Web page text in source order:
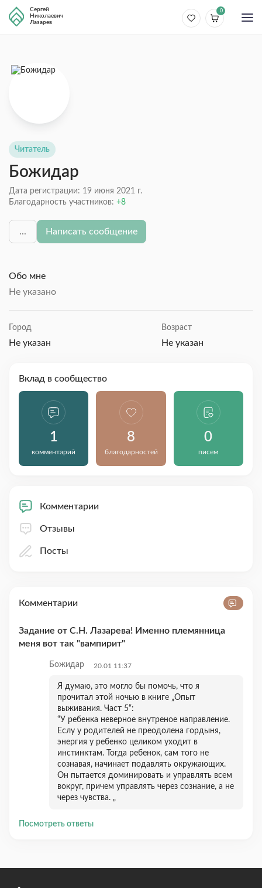
Сергей
Николаевич
Лазарев
0
Читатель
Божидар
Дата регистрации: 19 июня 2021 г.
Благодарность участников:
8
... Написать сообщение
Обо мне
Не указано
Город
Не указан
Возраст
Не указан
Вклад в сообщество
1
комментарий
8
благодарностей
0
писем
Комментарии
Отзывы
Посты
Комментарии
Задание от С.Н. Лазарева! Именно племянница
меня вот так "вампирит"
Божидар 20.01 11:37
Я думаю, это могло бы помочь, что я
прочитал этой ночью в книге „Опыт
выживания. Част 5“:
“У ребенка неверное внутреное направление.
Еслу у родителей не преодолена гордыня,
энергия у ребенко целиком уходит в
инстинктам. Тогда ребенок, сам того не
сознавая, начинает подавлять окружающих.
Он пытается доминировать и управлять всем
вокруг, причем управлять через сознание, а не
через чувства. „
Посмотреть ответы